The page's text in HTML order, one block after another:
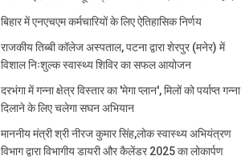
बिहार में एनएचएम कर्मचारियों के लिए ऐतिहासिक निर्णय
राजकीय तिब्बी कॉलेज अस्पताल, पटना द्वारा शेरपुर (मनेर) में
विशाल निःशुल्क स्वास्थ्य शिविर का सफल आयोजन
दरभंगा में गन्ना क्षेत्र विस्तार का 'मेगा प्लान', मिलों को पर्याप्त गन्ना
दिलाने के लिए चलेगा सघन अभियान
माननीय मंत्री श्री नीरज कुमार सिंह,लोक स्वास्थ्य अभियंत्रण
विभाग द्वारा विभागीय डायरी और कैलेंडर 2025 का लोकार्पण